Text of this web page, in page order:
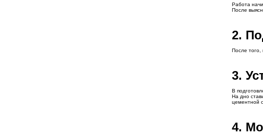
Работа
После
2.
После того,
3.
В
На дно
цементной
4.